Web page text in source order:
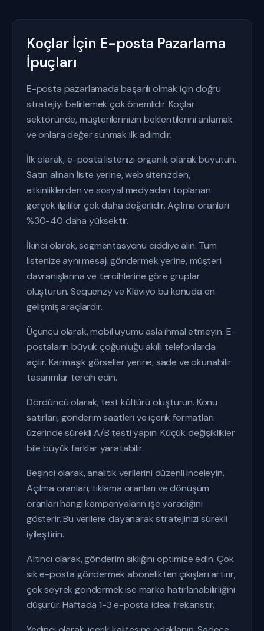
Koçlar İçin E-posta Pazarlama
İpuçları
E-posta pazarlamada başarılı olmak için doğru
stratejiyi belirlemek çok önemlidir. Koçlar
sektöründe, müşterilerinizin beklentilerini anlamak
ve onlara değer sunmak ilk adımdır.
İlk olarak, e-posta listenizi organik olarak büyütün.
Satın alınan liste yerine, web sitenizden,
etkinliklerden ve sosyal medyadan toplanan
gerçek ilgililer çok daha değerlidir. Açılma oranları
%30-40 daha yüksektir.
İkinci olarak, segmentasyonu ciddiye alın. Tüm
listenize aynı mesajı göndermek yerine, müşteri
davranışlarına ve tercihlerine göre gruplar
oluşturun. Sequenzy ve Klaviyo bu konuda en
gelişmiş araçlardır.
Üçüncü olarak, mobil uyumu asla ihmal etmeyin. E-
postaların büyük çoğunluğu akıllı telefonlarda
açılır. Karmaşık görseller yerine, sade ve okunabilir
tasarımlar tercih edin.
Dördüncü olarak, test kültürü oluşturun. Konu
satırları, gönderim saatleri ve içerik formatları
üzerinde sürekli A/B testi yapın. Küçük değişiklikler
bile büyük farklar yaratabilir.
Beşinci olarak, analitik verilerini düzenli inceleyin.
Açılma oranları, tıklama oranları ve dönüşüm
oranları hangi kampanyaların işe yaradığını
gösterir. Bu verilere dayanarak stratejinizi sürekli
iyileştirin.
Altıncı olarak, gönderim sıklığını optimize edin. Çok
sık e-posta göndermek abonelikten çıkışları artırır,
çok seyrek göndermek ise marka hatırlanabilirliğini
düşürür. Haftada 1-3 e-posta ideal frekanstır.